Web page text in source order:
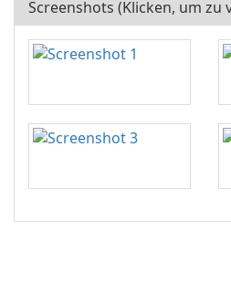
Screenshots (Klicken, um zu